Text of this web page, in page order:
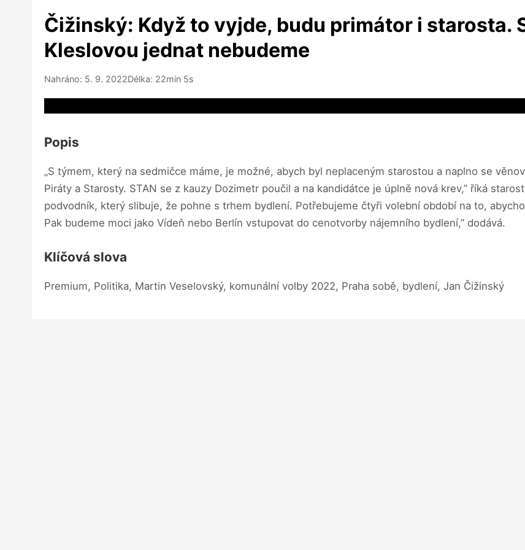
Čižinský: Když to vyjde, budu primátor i starosta.
Kleslovou jednat nebudeme
Nahráno: 5. 9. 2022Délka: 22min 5s
Popis
„S týmem, který na sedmičce máme, je možné, abych byl neplaceným starostou a naplno se
Piráty a Starosty. STAN se z kauzy Dozimetr poučil a na kandidátce je úplně nová krev,” říká
podvodník, který slibuje, že pohne s trhem bydlení. Potřebujeme čtyři volební období na to,
Pak budeme moci jako Vídeň nebo Berlín vstupovat do cenotvorby nájemního bydlení,” dodává.
Klíčová slova
Premium, Politika, Martin Veselovský, komunální volby 2022, Praha sobě, bydlení, Jan Čižinský